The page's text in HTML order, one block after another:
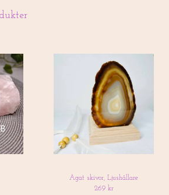
Agat skivor, Ljushållare
269 kr